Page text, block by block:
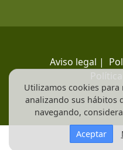
Aviso legal |
Utilizamos cookies
analizando sus hábitos
navegando,
Aceptar